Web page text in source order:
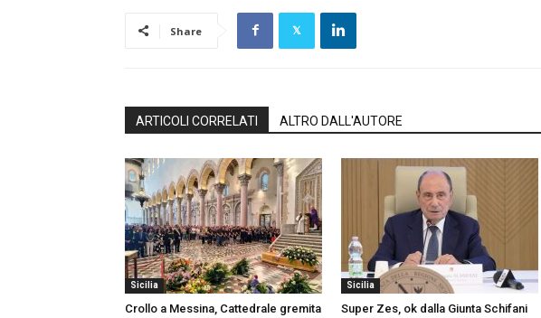
Share
ARTICOLI CORRELATI ALTRO DALL'AUTORE
Sicilia
Crollo a Messina, Cattedrale gremita
Sicilia
Super Zes, ok dalla Giunta Schifani